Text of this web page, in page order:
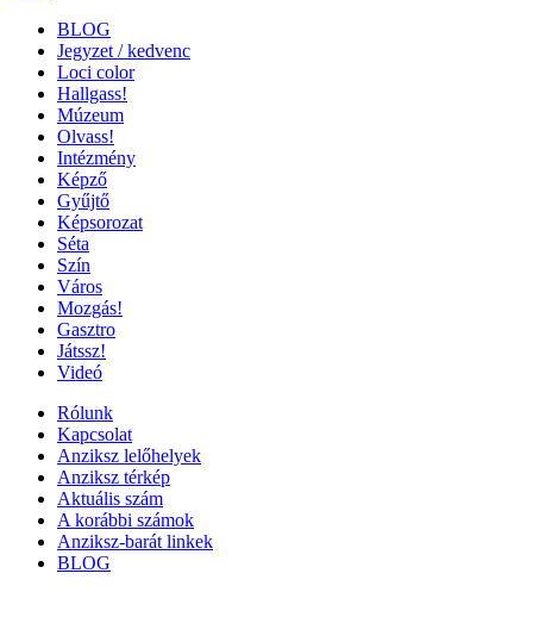
BLOG
Jegyzet / kedvenc
Loci color
Hallgass!
Múzeum
Olvass!
Intézmény
Képző
Gyűjtő
Képsorozat
Séta
Szín
Város
Mozgás!
Gasztro
Játssz!
Videó
Rólunk
Kapcsolat
Anziksz lelőhelyek
Anziksz térkép
Aktuális szám
A korábbi számok
Anziksz-barát linkek
BLOG